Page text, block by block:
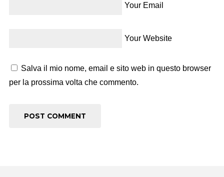
Your Email
Your Website
Salva il mio nome, email e sito web in questo browser
per la prossima volta che commento.